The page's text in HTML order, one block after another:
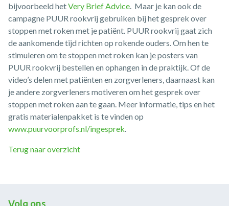
bijvoorbeeld hetVery Brief Advice . Maar je kan ook de
campagne PUUR rookvrij gebruiken bij het gesprek over
stoppen met roken met je patiënt. PUUR rookvrij gaat zich
de aankomende tijd richten op rokende ouders. Om hen te
stimuleren om te stoppen met roken kan je posters van
PUUR rookvrij bestellen en ophangen in de praktijk. Of de
video’s delen met patiënten en zorgverleners, daarnaast kan
je andere zorgverleners motiveren om het gesprek over
stoppen met roken aan te gaan. Meer informatie, tips en het
gratis materialenpakket is te vinden op
www.puurvoorprofs.nl/ingesprek
Terug naar overzicht
Volg ons